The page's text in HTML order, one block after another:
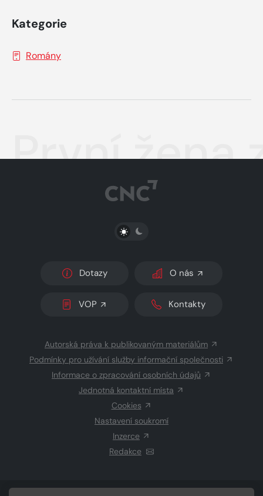
Kategorie
Romány
První žena
PŘEPNOUT SVĚTLÝ/TMAVÝ REŽIM
Dotazy O nás
VOP Kontakty
Autorská práva k publikovaným materiálům
Podmínky pro užívání služby informační společnosti
Informace o zpracování osobních údajů
Jednotná kontaktní místa
Cookies
Nastavení soukromí
Inzerce
Redakce